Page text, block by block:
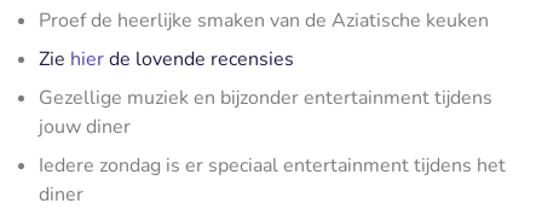
Proef de heerlijke smaken van de Aziatische keuken
Zie hierde lovende recensies
Gezellige muziek en bijzonder entertainment tijdens
jouw diner
Iedere zondag is er speciaal entertainment tijdens het
diner